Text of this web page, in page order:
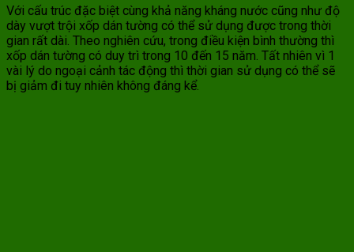
Với cấu trúc đặc biệt cùng khả năng kháng nước cũng như độ
dày vượt trội xốp dán tường có thể sử dụng được trong thời
gian rất dài. Theo nghiên cứu, trong điều kiện bình thường thì
xốp dán tường có duy trì trong 10 đến 15 năm. Tất nhiên vì 1
vài lý do ngoại cảnh tác động thì thời gian sử dụng có thể sẽ
bị giảm đi tuy nhiên không đáng kể.